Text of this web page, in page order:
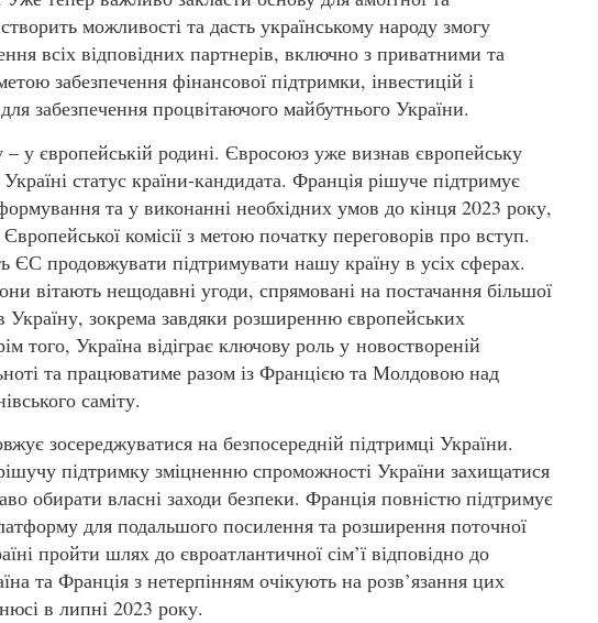
можливості та дасть українському народу змогу
всіх відповідних партнерів, включно з приватними та
забезпечення фінансової підтримки, інвестицій і
забезпечення процвітаючого майбутнього України.
– у європейській родині. Євросоюз уже визнав європейську
статус країни-кандидата. Франція рішуче підтримує
та у виконанні необхідних умов до кінця 2023 року,
комісії з метою початку переговорів про вступ.
ЄС продовжувати підтримувати нашу країну в усіх сферах.
вітають нещодавні угоди, спрямовані на постачання більшої
в Україну, зокрема завдяки розширенню європейських
того, Україна відіграє ключову роль у новоствореній
та працюватиме разом із Францією та Молдовою над
саміту.
зосереджуватися на безпосередній підтримці України.
підтримку зміцненню спроможності України захищатися
обирати власні заходи безпеки. Франція повністю підтримує
для подальшого посилення та розширення поточної
пройти шлях до євроатлантичної сім’ї відповідно до
та Франція з нетерпінням очікують на розв’язання цих
в липні 2023 року.